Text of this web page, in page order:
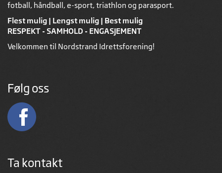
fotball, håndball, e-sport, triathlon og parasport.
Flest mulig | Lengst mulig | Best mulig
RESPEKT - SAMHOLD - ENGASJEMENT
Velkommen til Nordstrand Idrettsforening!
Følg oss
Ta kontakt